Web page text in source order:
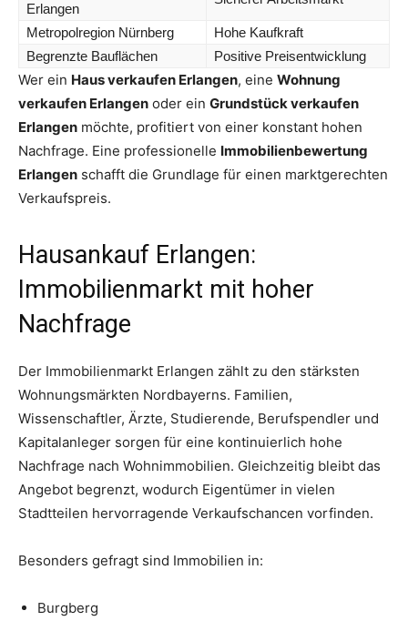
Erlangen
Metropolregion Nürnberg
Hohe Kaufkraft
Begrenzte Bauflächen
Positive Preisentwicklung
Wer ein Haus verkaufen Erlangen, eine Wohnung
verkaufen Erlangen oder ein Grundstück verkaufen
Erlangen möchte, profitiert von einer konstant hohen
Nachfrage. Eine professionelle Immobilienbewertung
Erlangen schafft die Grundlage für einen marktgerechten
Verkaufspreis.
Hausankauf Erlangen:
Immobilienmarkt mit hoher
Nachfrage
Der Immobilienmarkt Erlangen zählt zu den stärksten
Wohnungsmärkten Nordbayerns. Familien,
Wissenschaftler, Ärzte, Studierende, Berufspendler und
Kapitalanleger sorgen für eine kontinuierlich hohe
Nachfrage nach Wohnimmobilien. Gleichzeitig bleibt das
Angebot begrenzt, wodurch Eigentümer in vielen
Stadtteilen hervorragende Verkaufschancen vorfinden.
Besonders gefragt sind Immobilien in:
Burgberg